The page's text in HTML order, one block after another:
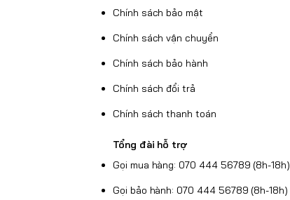
Chính sách bảo mật
Chính sách vận chuyển
Chính sách bảo hành
Chính sách đổi trả
Chính sách thanh toán
Tổng đài hỗ trợ
Gọi mua hàng: 070 444 56789 (8h-18h)
Gọi bảo hành: 070 444 56789 (8h-18h)